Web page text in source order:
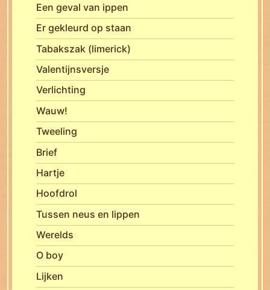
Een geval van ippen
Er gekleurd op staan
Tabakszak (limerick)
Valentijnsversje
Verlichting
Wauw!
Tweeling
Brief
Hartje
Hoofdrol
Tussen neus en lippen
Werelds
O boy
Lijken